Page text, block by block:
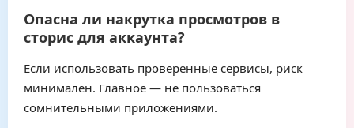
Опасна ли накрутка просмотров в
сторис для аккаунта?
Если использовать проверенные сервисы, риск
минимален. Главное — не пользоваться
сомнительными приложениями.